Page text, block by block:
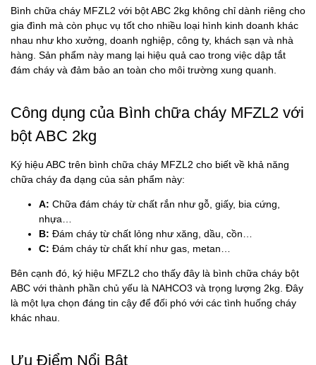
Bình chữa cháy MFZL2 với bột ABC 2kg không chỉ dành riêng cho
gia đình mà còn phục vụ tốt cho nhiều loại hình kinh doanh khác
nhau như kho xưởng, doanh nghiệp, công ty, khách sạn và nhà
hàng. Sản phẩm này mang lại hiệu quả cao trong việc dập tắt
đám cháy và đảm bảo an toàn cho môi trường xung quanh.
Công dụng của Bình chữa cháy MFZL2 với
bột ABC 2kg
Ký hiệu ABC trên bình chữa cháy MFZL2 cho biết về khả năng
chữa cháy đa dạng của sản phẩm này:
A: Chữa đám cháy từ chất rắn như gỗ, giấy, bia cứng,
nhựa…
B: Đám cháy từ chất lỏng như xăng, dầu, cồn…
C: Đám cháy từ chất khí như gas, metan…
Bên cạnh đó, ký hiệu MFZL2 cho thấy đây là bình chữa cháy bột
ABC với thành phần chủ yếu là NAHCO3 và trọng lượng 2kg. Đây
là một lựa chọn đáng tin cậy để đối phó với các tình huống cháy
khác nhau.
Ưu Điểm Nổi Bật